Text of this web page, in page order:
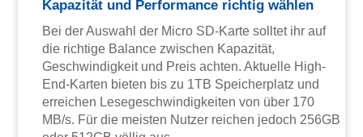
Kapazität und Performance richtig wählen
Bei der Auswahl der Micro SD-Karte solltet ihr auf
die richtige Balance zwischen Kapazität,
Geschwindigkeit und Preis achten. Aktuelle High-
End-Karten bieten bis zu 1TB Speicherplatz und
erreichen Lesegeschwindigkeiten von über 170
MB/s. Für die meisten Nutzer reichen jedoch 256GB